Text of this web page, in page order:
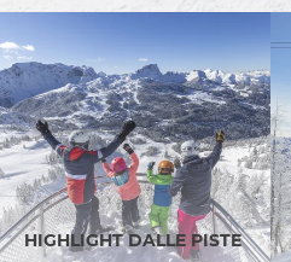
HIGHLIGHT DALLE PISTE